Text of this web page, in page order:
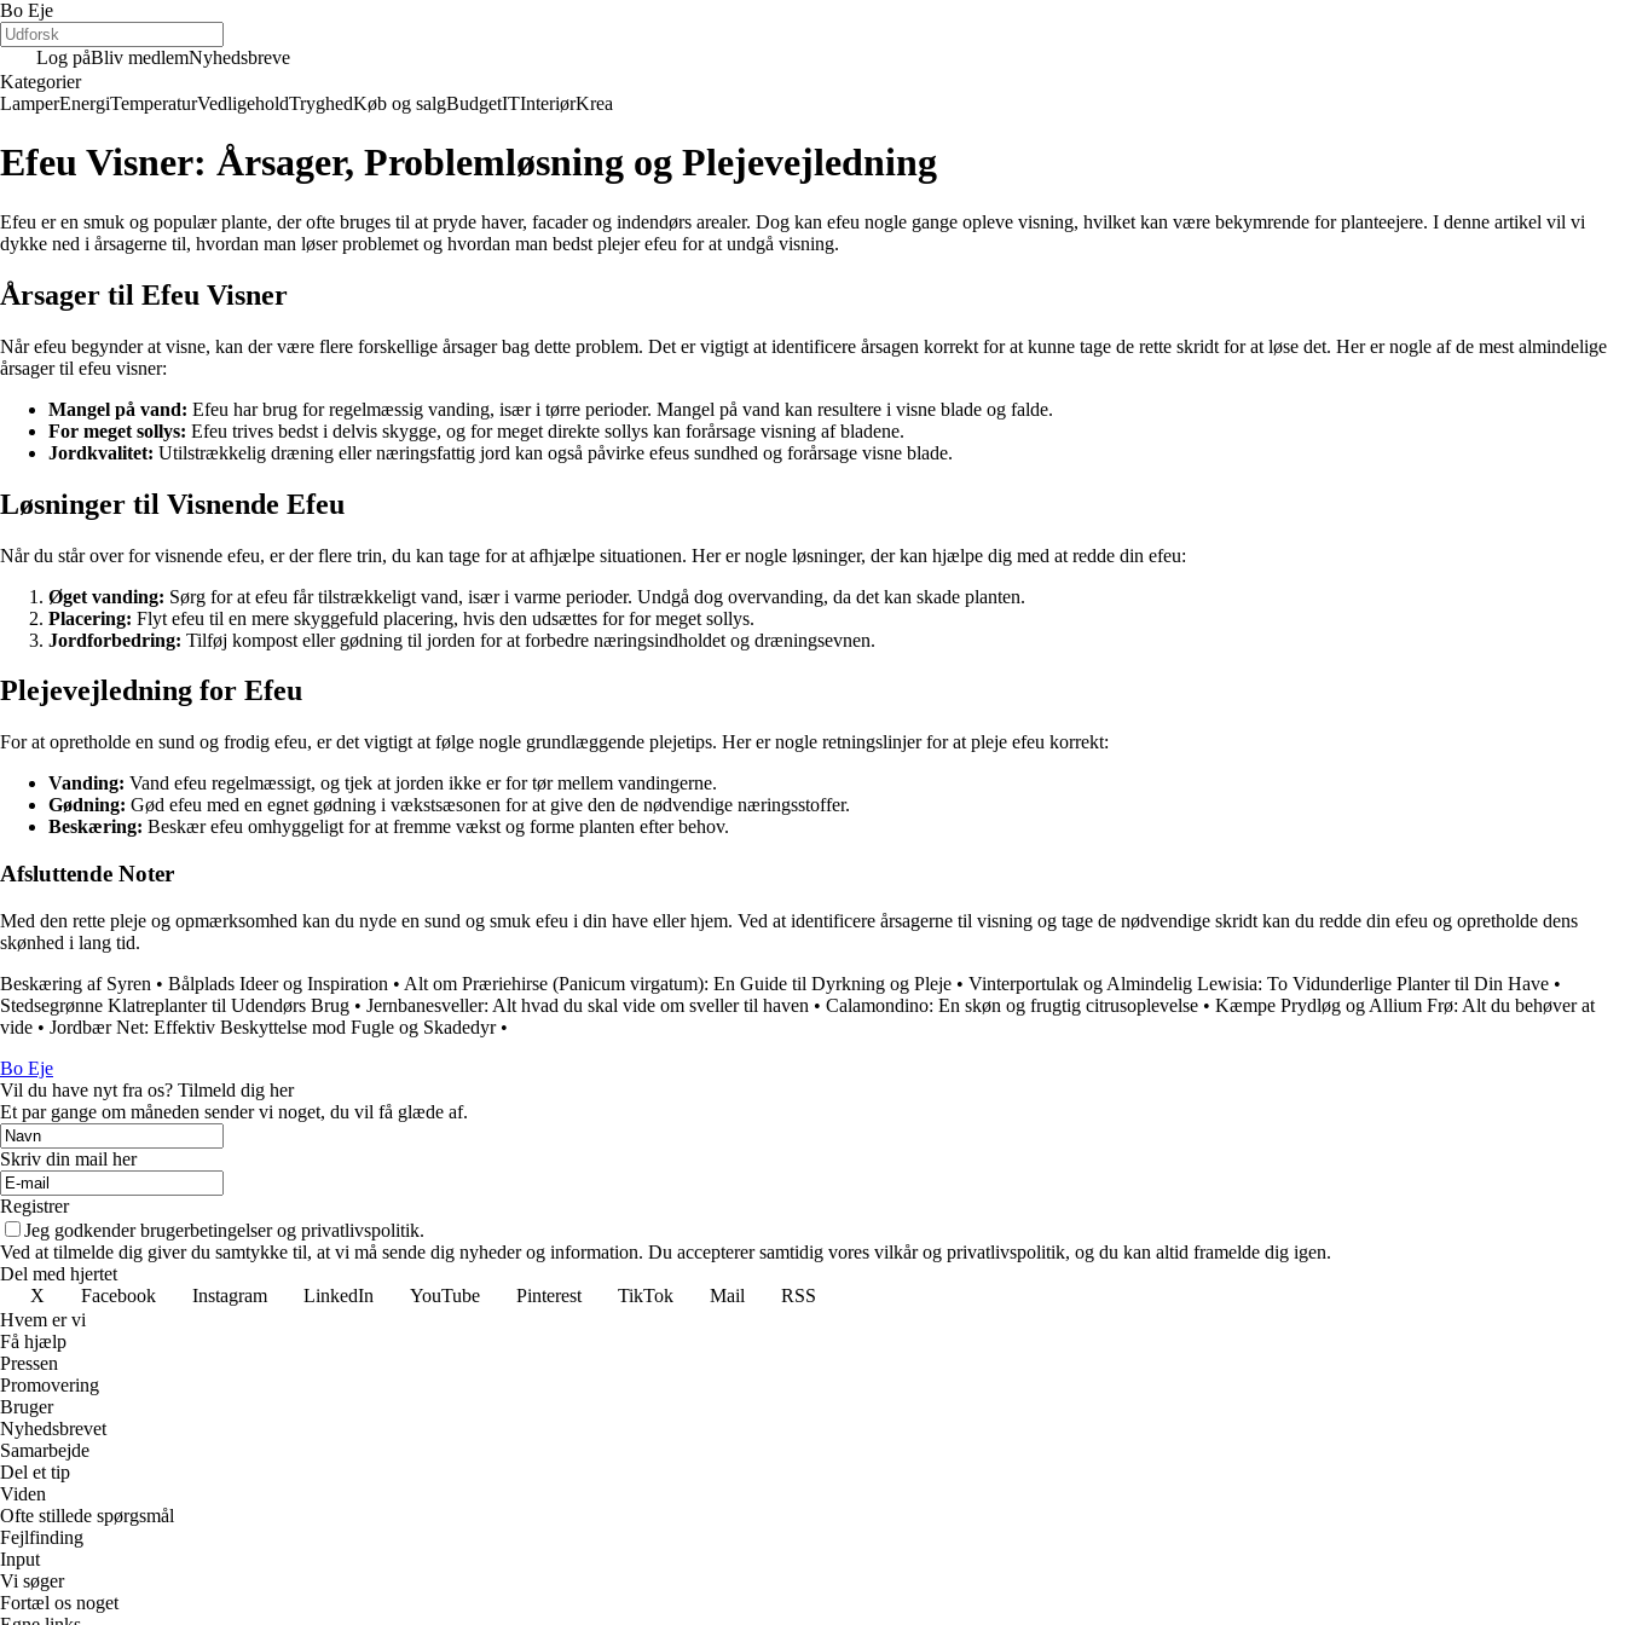
Bo Eje
Log påBliv medlemNyhedsbreve
Kategorier
LamperEnergiTemperaturVedligeholdTryghedKøb og salgBudgetITInteriørKrea
Efeu Visner: Årsager, Problemløsning og Plejevejledning
Efeu er en smuk og populær plante, der ofte bruges til at pryde haver, facader og indendørs arealer. Dog kan efeu nogle gange opleve visning, hvilket kan være bekymrende for planteejere. I denne artikel vil vi
dykke ned i årsagerne til, hvordan man løser problemet og hvordan man bedst plejer efeu for at undgå visning.
Årsager til Efeu Visner
Når efeu begynder at visne, kan der være flere forskellige årsager bag dette problem. Det er vigtigt at identificere årsagen korrekt for at kunne tage de rette skridt for at løse det. Her er nogle af de mest almindelige
årsager til efeu visner:
Mangel på vand: Efeu har brug for regelmæssig vanding, især i tørre perioder. Mangel på vand kan resultere i visne blade og falde.
For meget sollys: Efeu trives bedst i delvis skygge, og for meget direkte sollys kan forårsage visning af bladene.
Jordkvalitet: Utilstrækkelig dræning eller næringsfattig jord kan også påvirke efeus sundhed og forårsage visne blade.
Løsninger til Visnende Efeu
Når du står over for visnende efeu, er der flere trin, du kan tage for at afhjælpe situationen. Her er nogle løsninger, der kan hjælpe dig med at redde din efeu:
Øget vanding: Sørg for at efeu får tilstrækkeligt vand, især i varme perioder. Undgå dog overvanding, da det kan skade planten.
Placering: Flyt efeu til en mere skyggefuld placering, hvis den udsættes for for meget sollys.
Jordforbedring: Tilføj kompost eller gødning til jorden for at forbedre næringsindholdet og dræningsevnen.
Plejevejledning for Efeu
For at opretholde en sund og frodig efeu, er det vigtigt at følge nogle grundlæggende plejetips. Her er nogle retningslinjer for at pleje efeu korrekt:
Vanding: Vand efeu regelmæssigt, og tjek at jorden ikke er for tør mellem vandingerne.
Gødning: Gød efeu med en egnet gødning i vækstsæsonen for at give den de nødvendige næringsstoffer.
Beskæring: Beskær efeu omhyggeligt for at fremme vækst og forme planten efter behov.
Afsluttende Noter
Med den rette pleje og opmærksomhed kan du nyde en sund og smuk efeu i din have eller hjem. Ved at identificere årsagerne til visning og tage de nødvendige skridt kan du redde din efeu og opretholde dens
skønhed i lang tid.
Beskæring af Syren • Bålplads Ideer og Inspiration • Alt om Præriehirse (Panicum virgatum): En Guide til Dyrkning og Pleje • Vinterportulak og Almindelig Lewisia: To Vidunderlige Planter til Din Have •
Stedsegrønne Klatreplanter til Udendørs Brug • Jernbanesveller: Alt hvad du skal vide om sveller til haven • Calamondino: En skøn og frugtig citrusoplevelse • Kæmpe Prydløg og Allium Frø: Alt du behøver at
vide • Jordbær Net: Effektiv Beskyttelse mod Fugle og Skadedyr•
Bo Eje
Vil du have nyt fra os? Tilmeld dig her
Et par gange om måneden sender vi noget, du vil få glæde af.
Skriv din mail her
Registrer
Jeg godkender brugerbetingelser og privatlivspolitik.
Ved at tilmelde dig giver du samtykke til, at vi må sende dig nyheder og information. Du accepterer samtidig vores vilkår og privatlivspolitik, og du kan altid framelde dig igen.
Del med hjertet
X
Facebook Instagram LinkedIn YouTube Pinterest TikTok Mail
RSS
Hvem er vi
Få hjælp
Pressen
Promovering
Bruger
Nyhedsbrevet
Samarbejde
Del et tip
Viden
Ofte stillede spørgsmål
Fejlfinding
Input
Vi søger
Fortæl os noget